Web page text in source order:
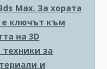
Max. За хората
е ключът към
на 3D
за
и